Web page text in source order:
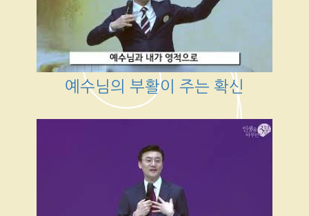
예수님의 부활이 주는 확신